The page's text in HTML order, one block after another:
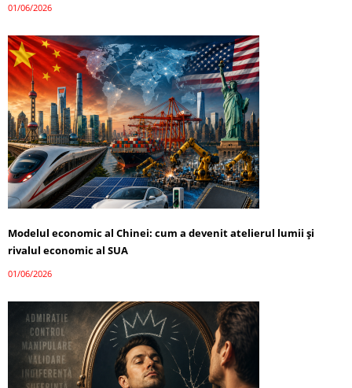
01/06/2026
Modelul economic al Chinei: cum a devenit atelierul lumii și
rivalul economic al SUA
01/06/2026